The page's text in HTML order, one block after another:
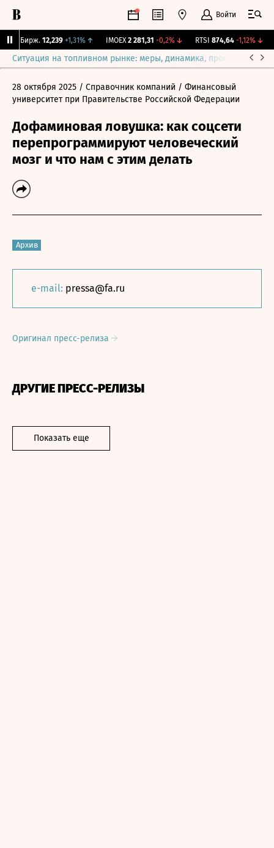
Войти
Бирж. 12,239 +1,31% ↑ IMOEX 2 281,31 -0,2%↓ RTSI 874,64 -1,12%↓
Ситуация на топливном рынке: меры, динамика, прогнозы
28 октября 2025 / Справочник компаний / Финансовый
университет при Правительстве Российской Федерации
Дофаминовая ловушка: как соцсети
перепрограммируют человеческий
мозг и что нам с этим делать
Архив
e-mail: pressa@fa.ru
Оригинал пресс-релиза
ДРУГИЕ ПРЕСС-РЕЛИЗЫ
Показать еще